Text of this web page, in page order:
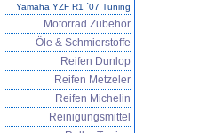
Yamaha YZF R1 ´07 Tuning
Motorrad Zubehör
Öle & Schmierstoffe
Reifen Dunlop
Reifen Metzeler
Reifen Michelin
Reinigungsmittel